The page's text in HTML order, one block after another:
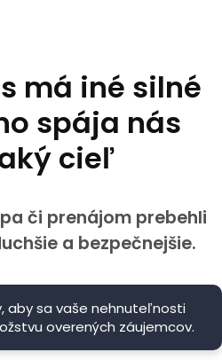
má iné silné
spája nás
cieľ
či prenájom prebehli
a bezpečnejšie.
aby sa vaše nehnuteľnosti
overených záujemcov.